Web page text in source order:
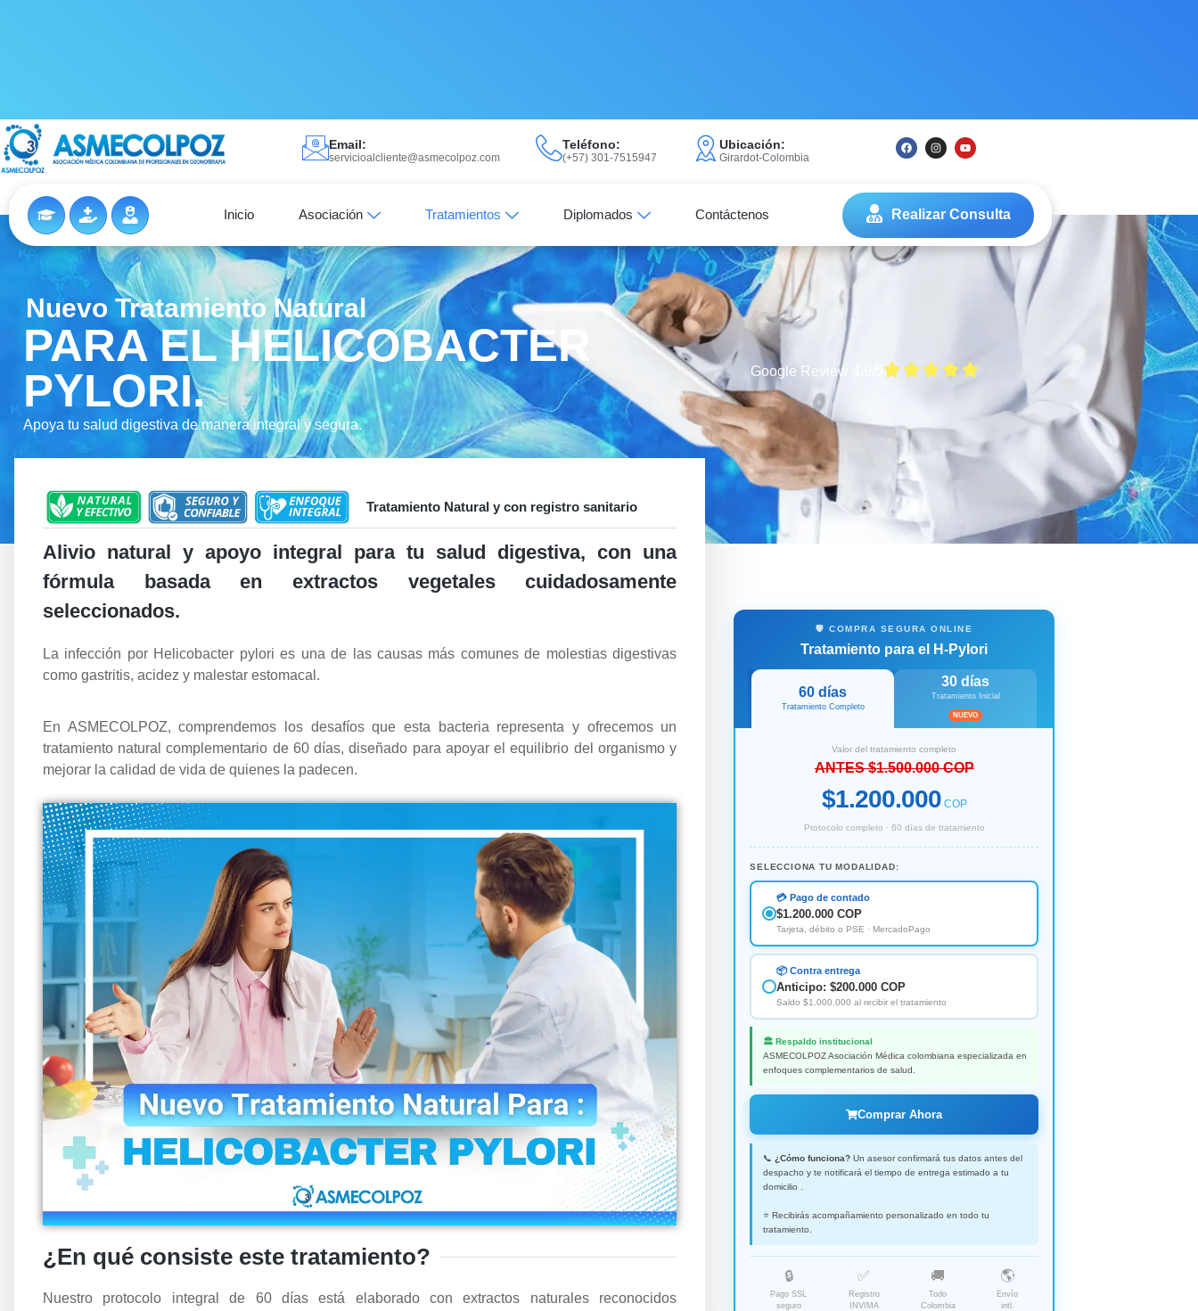
Email:
servicioalcliente@asmecolpoz.com
Teléfono:
(+57) 301-7515947
Ubicación:
Girardot-Colombia
Inicio Asociación Tratamientos Diplomados Contáctenos Realizar Consulta
Nuevo Tratamiento Natural
PARA EL HELICOBACTER
PYLORI.
Apoya tu salud digestiva de manera integral y segura.
Google Review 4.9/5
Tratamiento Natural y con registro sanitario
Alivio natural y apoyo integral para tu salud digestiva, con una
fórmula basada en extractos vegetales cuidadosamente
seleccionados.
La infección por Helicobacter pylori es una de las causas más comunes de molestias digestivas
como gastritis, acidez y malestar estomacal.
En ASMECOLPOZ, comprendemos los desafíos que esta bacteria representa y ofrecemos un
tratamiento natural complementario de 60 días, diseñado para apoyar el equilibrio del organismo y
mejorar la calidad de vida de quienes la padecen.
¿En qué consiste este tratamiento?
Nuestro protocolo integral de 60 días está elaborado con extractos naturales reconocidos
🛡️ COMPRA SEGURA ONLINE
Tratamiento para el H-Pylori
60 días
Tratamiento Completo
30 días
Tratamiento Inicial
NUEVO
Valor del tratamiento completo
ANTES $1.500.000 COP
$1.200.000COP
Protocolo completo · 60 días de tratamiento
SELECCIONA TU MODALIDAD:
💳 Pago de contado
$1.200.000 COP
Tarjeta, débito o PSE · MercadoPago
📦 Contra entrega
Anticipo: $200.000 COP
Saldo $1.000.000 al recibir el tratamiento
🏛️ Respaldo institucional
ASMECOLPOZ Asociación Médica colombiana especializada en
enfoques complementarios de salud.
Comprar Ahora
📞 ¿Cómo funciona? Un asesor confirmará tus datos antes del
despacho y te notificará el tiempo de entrega estimado a tu
domicilio .
⭐ Recibirás acompañamiento personalizado en todo tu
tratamiento.
🔒
Pago SSL
seguro
✅
Registro
INVIMA
🚚
Todo
Colombia
🌎
Envío
intl.